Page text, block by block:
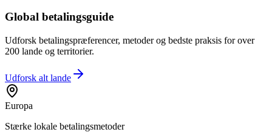
Global betalingsguide
Udforsk betalingspræferencer, metoder og bedste praksis for over
200 lande og territorier.
Udforsk alt lande
Europa
Stærke lokale betalingsmetoder